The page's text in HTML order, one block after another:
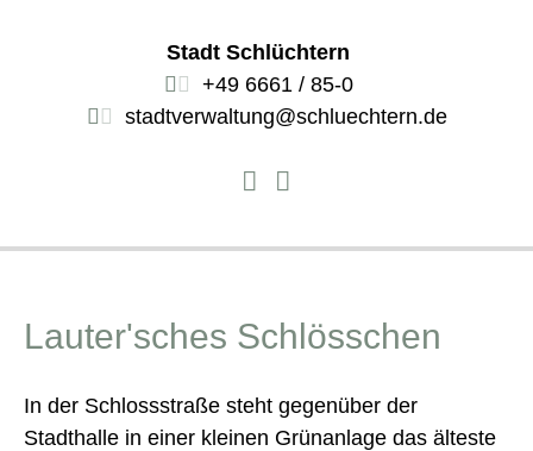
Stadt Schlüchtern
+49 6661 / 85-0
stadtverwaltung@schluechtern.de
Lauter'sches Schlösschen
In der Schlossstraße steht gegenüber der
Stadthalle in einer kleinen Grünanlage das älteste